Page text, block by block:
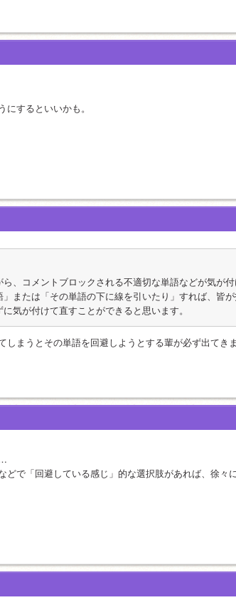
するといいかも。
、コメントブロックされる不適切な単語などが気が
または「その単語の下に線を引いたり」すれば、皆
気が付けて直すことができると思います。
しまうとその単語を回避しようとする輩が必ず出てき
どで「回避している感じ」的な選択肢があれば、徐々